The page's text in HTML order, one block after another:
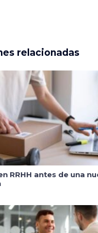
relacionadas
RRHH antes de una